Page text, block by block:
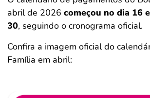
abril de 2026 começou no dia 16
30, seguindo o cronograma oficial.
Confira a imagem oficial do
Família em abril: